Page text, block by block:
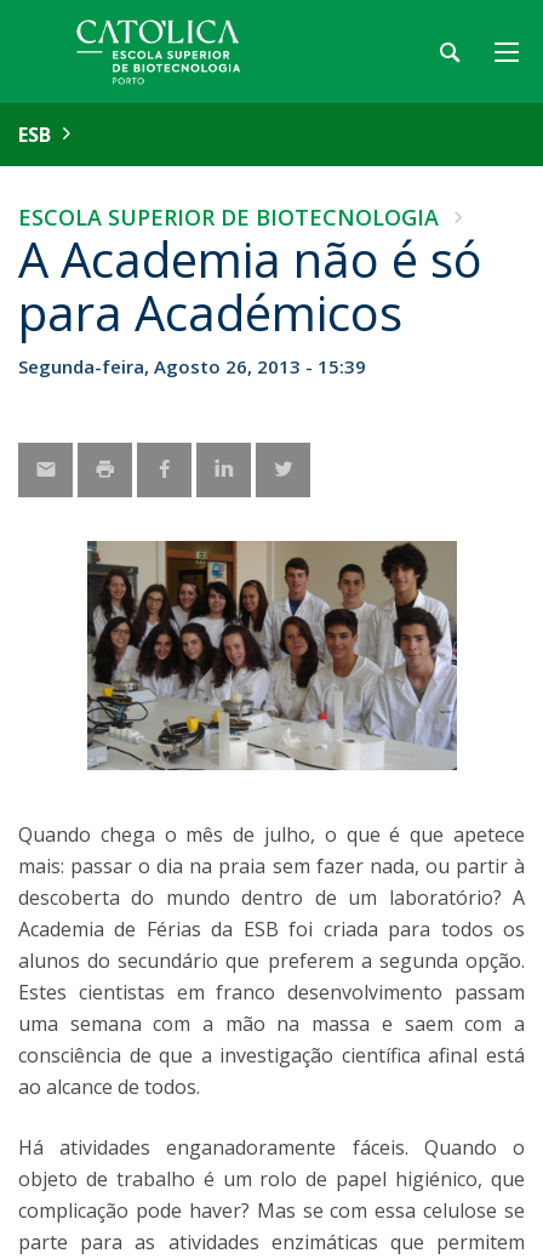
ESB
ESCOLA SUPERIOR DE BIOTECNOLOGIA
A Academia não é só
para Académicos
Segunda-feira, Agosto 26, 2013 - 15:39
Quando chega o mês de julho, o que é que apetece
mais: passar o dia na praia sem fazer nada, ou partir à
descoberta do mundo dentro de um laboratório? A
Academia de Férias da ESB foi criada para todos os
alunos do secundário que preferem a segunda opção.
Estes cientistas em franco desenvolvimento passam
uma semana com a mão na massa e saem com a
consciência de que a investigação científica afinal está
ao alcance de todos.
Há atividades enganadoramente fáceis. Quando o
objeto de trabalho é um rolo de papel higiénico, que
complicação pode haver? Mas se com essa celulose se
parte para as atividades enzimáticas que permitem